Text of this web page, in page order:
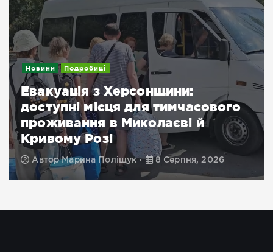
Новини Подробиці
Евакуація з Херсонщини:
доступні місця для тимчасового
проживання в Миколаєві й
Кривому Розі
АвторМарина Поліщук 8 Серпня, 2026